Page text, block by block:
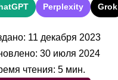
Perplexity Grok
11 декабря 2023
30 июля 2024
чтения:5 мин.